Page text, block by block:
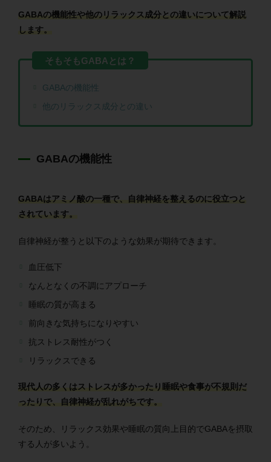
GABAの機能性や他のリラックス成分との違いについて解説
します。
GABAの機能性
他のリラックス成分との違い
GABAの機能性
GABAはアミノ酸の一種で、自律神経を整えるのに役立つと
されています。
自律神経が整うと以下のような効果が期待できます。
血圧低下
なんとなくの不調にアプローチ
睡眠の質が高まる
前向きな気持ちになりやすい
抗ストレス耐性がつく
リラックスできる
現代人の多くはストレスが多かったり睡眠や食事が不規則だ
ったりで、自律神経が乱れがちです。
そのため、リラックス効果や睡眠の質向上目的でGABAを摂取
する人が多いよう。